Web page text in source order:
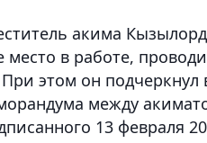
акима
в работе,
этом он
между
13 февраля